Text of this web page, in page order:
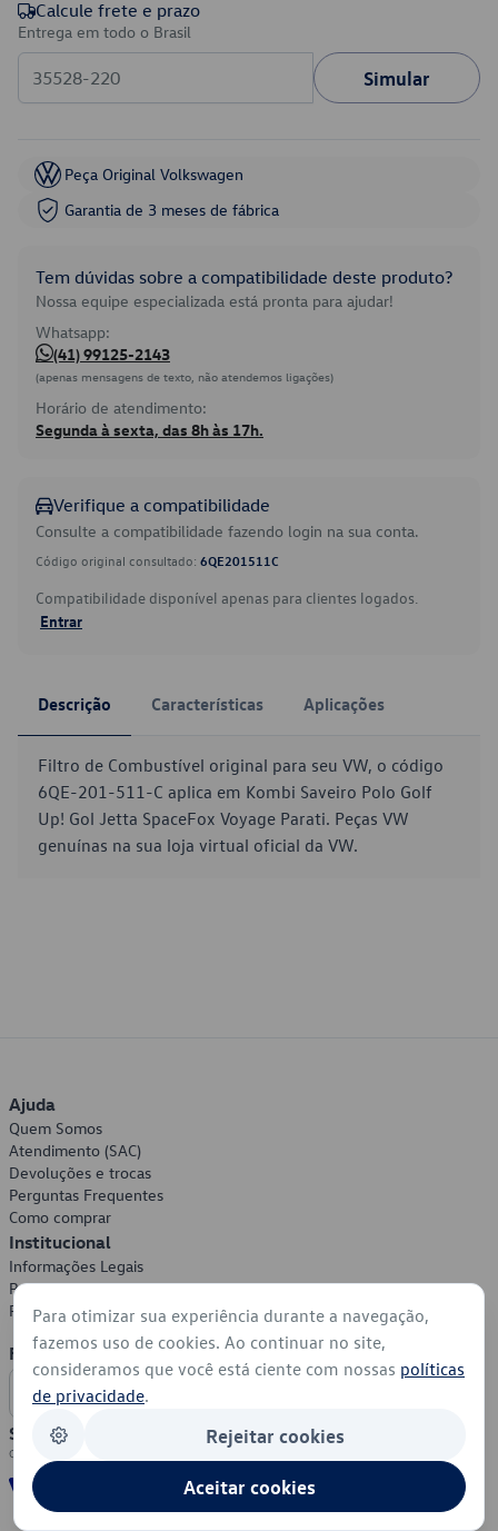
Calcule frete e prazo
Entrega em todo o Brasil
Simular
Peça Original Volkswagen
Garantia de 3 meses de fábrica
Tem dúvidas sobre a compatibilidade deste produto?
Nossa equipe especializada está pronta para ajudar!
Whatsapp:
(41) 99125-2143
(apenas mensagens de texto, não atendemos ligações)
Horário de atendimento:
Segunda à sexta, das 8h às 17h.
Verifique a compatibilidade
Consulte a compatibilidade fazendo login na sua conta.
Código original consultado: 6QE201511C
Compatibilidade disponível apenas para clientes logados.
Entrar
Descrição Características Aplicações
Filtro de Combustível original para seu VW, o código
6QE-201-511-C aplica em Kombi Saveiro Polo Golf
Up! Gol Jetta SpaceFox Voyage Parati. Peças VW
genuínas na sua loja virtual oficial da VW.
Ajuda
Quem Somos
Atendimento (SAC)
Devoluções e trocas
Perguntas Frequentes
Como comprar
Institucional
Informações Legais
Política de Privacidade
Política de Cookies
Formas de Pagamento
Segurança
Para otimizar sua experiência durante a navegação,
fazemos uso de cookies. Ao continuar no site,
consideramos que você está ciente com nossas políticas
de privacidade.
Rejeitar cookies
Aceitar cookies